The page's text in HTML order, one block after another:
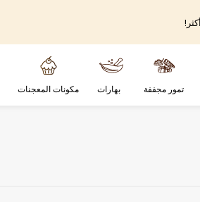
تمور مجففة بهارات مكونات المعجنات